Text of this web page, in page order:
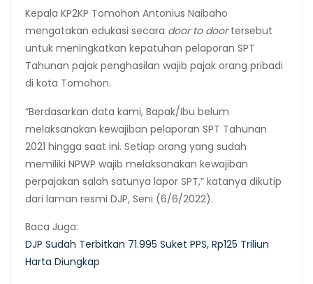
Kepala KP2KP Tomohon Antonius Naibaho
mengatakan edukasi secara door to doortersebut
untuk meningkatkan kepatuhan pelaporan SPT
Tahunan pajak penghasilan wajib pajak orang pribadi
di kota Tomohon.
“Berdasarkan data kami, Bapak/Ibu belum
melaksanakan kewajiban pelaporan SPT Tahunan
2021 hingga saat ini. Setiap orang yang sudah
memiliki NPWP wajib melaksanakan kewajiban
perpajakan salah satunya lapor SPT,” katanya dikutip
dari laman resmi DJP, Seni (6/6/2022).
Baca Juga:
DJP Sudah Terbitkan 71.995 Suket PPS, Rp125 Triliun
Harta Diungkap